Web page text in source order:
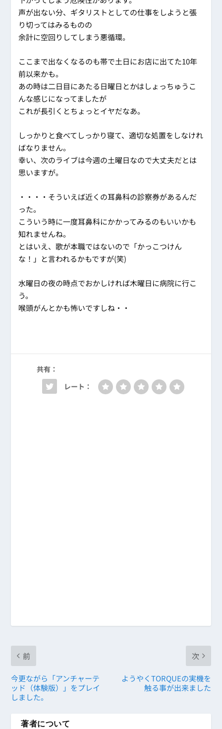
声が出ない分、ギタリストとしての仕事をしようと張
り切ってはみるものの
余計に空回りしてしまう悪循環。
ここまで出なくなるのも帯で土日にお店に出てた10年
前以来かも。
あの時は二日目にあたる日曜日とかはしょっちゅうこ
んな感じになってましたが
これが長引くとちょっとイヤだなあ。
しっかりと食べてしっかり寝て、適切な処置をしなけれ
ばなりません。
幸い、次のライブは今週の土曜日なので大丈夫だとは
思いますが。
・・・・そういえば近くの耳鼻科の診察券があるんだ
った。
こういう時に一度耳鼻科にかかってみるのもいいかも
知れませんね。
とはいえ、歌が本職ではないので「かっこつけん
な！」と言われるかもですが(笑)
水曜日の夜の時点でおかしければ木曜日に病院に行こ
う。
喉頭がんとかも怖いですしね・・
共有：
レート：
前
今更ながら「アンチャーテ
ッド（体験版）」をプレイ
しました。
次
ようやくTORQUEの実機を
触る事が出来ました
著者について